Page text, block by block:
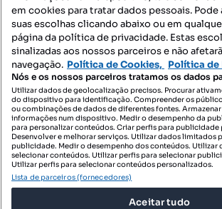
Mapa do Site
Contacte-nos
SIGA-NOS:
DESCARREGAR NA:
em cookies para tratar dados pessoais. Pode
suas escolhas clicando abaixo ou em
página da política de privacidade. Estas
sinalizadas aos nossos parceiros e não
navegação. Política de Cookies, Política de
Nós e os nossos parceiros tratamos os dados
Utilizar dados de geolocalização precisos. Procurar
do dispositivo para identificação. Compreender os
ou combinações de dados de diferentes fontes. Armazenar
informações num dispositivo. Medir o desempenho da
para personalizar conteúdos. Criar perfis para publicidade
Desenvolver e melhorar serviços. Utilizar dados limitados
publicidade. Medir o desempenho dos conteúdos. Utilizar
selecionar conteúdos. Utilizar perfis para selecionar
Utilizar perfis para selecionar conteúdos personalizados.
Lista de parceiros (fornecedores)
Aceitar tudo